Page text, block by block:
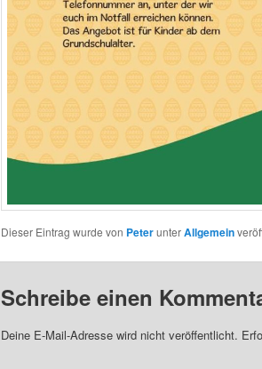
Dieser Eintrag wurde von PeterunterAllgemein
Schreibe einen
Deine E-Mail-Adresse wird nicht veröffentlicht.